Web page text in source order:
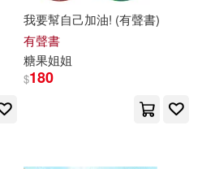
我要幫自己加油! (有聲書)
有聲書
糖果姐姐
$180